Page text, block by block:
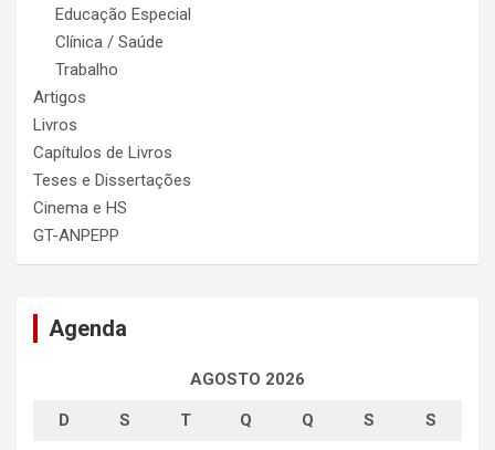
Educação Especial
Clínica / Saúde
Trabalho
Artigos
Livros
Capítulos de Livros
Teses e Dissertações
Cinema e HS
GT-ANPEPP
Agenda
AGOSTO 2026
D S T Q Q S S